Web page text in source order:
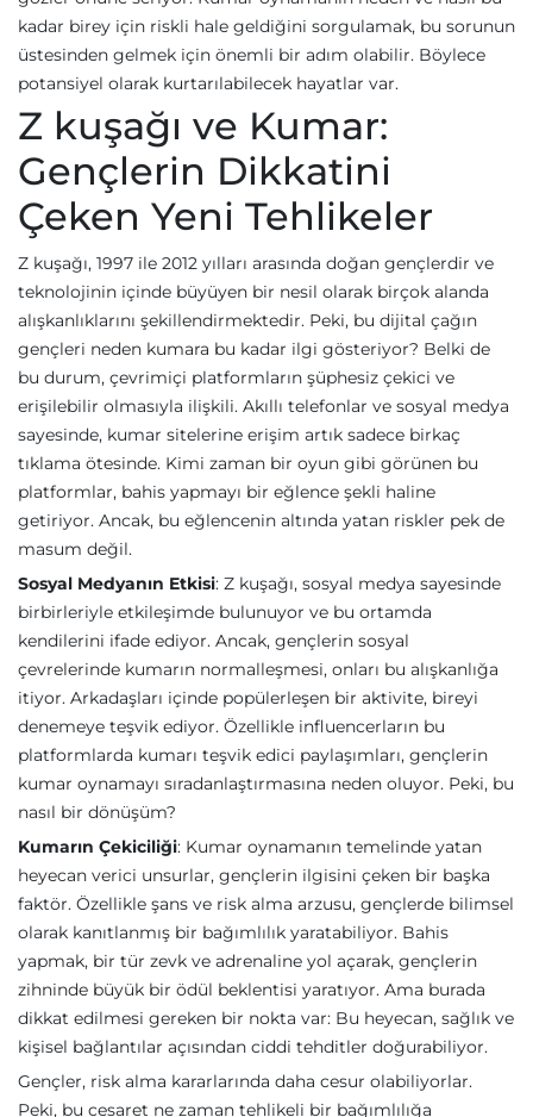
kadar birey için riskli hale geldiğini sorgulamak, bu sorunun
üstesinden gelmek için önemli bir adım olabilir. Böylece
potansiyel olarak kurtarılabilecek hayatlar var.
Z kuşağı ve Kumar:
Gençlerin Dikkatini
Çeken Yeni Tehlikeler
Z kuşağı, 1997 ile 2012 yılları arasında doğan gençlerdir ve
teknolojinin içinde büyüyen bir nesil olarak birçok alanda
alışkanlıklarını şekillendirmektedir. Peki, bu dijital çağın
gençleri neden kumara bu kadar ilgi gösteriyor? Belki de
bu durum, çevrimiçi platformların şüphesiz çekici ve
erişilebilir olmasıyla ilişkili. Akıllı telefonlar ve sosyal medya
sayesinde, kumar sitelerine erişim artık sadece birkaç
tıklama ötesinde. Kimi zaman bir oyun gibi görünen bu
platformlar, bahis yapmayı bir eğlence şekli haline
getiriyor. Ancak, bu eğlencenin altında yatan riskler pek de
masum değil.
Sosyal Medyanın Etkisi: Z kuşağı, sosyal medya sayesinde
birbirleriyle etkileşimde bulunuyor ve bu ortamda
kendilerini ifade ediyor. Ancak, gençlerin sosyal
çevrelerinde kumarın normalleşmesi, onları bu alışkanlığa
itiyor. Arkadaşları içinde popülerleşen bir aktivite, bireyi
denemeye teşvik ediyor. Özellikle influencerların bu
platformlarda kumarı teşvik edici paylaşımları, gençlerin
kumar oynamayı sıradanlaştırmasına neden oluyor. Peki, bu
nasıl bir dönüşüm?
Kumarın Çekiciliği: Kumar oynamanın temelinde yatan
heyecan verici unsurlar, gençlerin ilgisini çeken bir başka
faktör. Özellikle şans ve risk alma arzusu, gençlerde bilimsel
olarak kanıtlanmış bir bağımlılık yaratabiliyor. Bahis
yapmak, bir tür zevk ve adrenaline yol açarak, gençlerin
zihninde büyük bir ödül beklentisi yaratıyor. Ama burada
dikkat edilmesi gereken bir nokta var: Bu heyecan, sağlık ve
kişisel bağlantılar açısından ciddi tehditler doğurabiliyor.
Gençler, risk alma kararlarında daha cesur olabiliyorlar.
Peki, bu cesaret ne zaman tehlikeli bir bağımlılığa